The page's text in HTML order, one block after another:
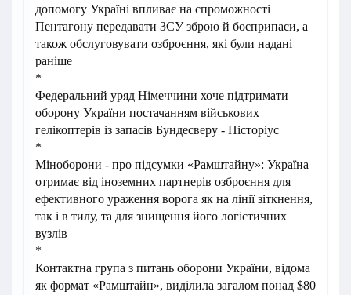
допомогу Україні впливає на спроможності
Пентагону передавати ЗСУ зброю й боєприпаси, а
також обслуговувати озброєння, які були надані
раніше
*
Федеральний уряд Німеччини хоче підтримати
оборону України постачанням військових
гелікоптерів із запасів Бундесверу - Пісторіус
*
Міноборони - про підсумки «Рамштайну»: Україна
отримає від іноземних партнерів озброєння для
ефективного ураження ворога як на лінії зіткнення,
так і в тилу, та для знищення його логістичних
вузлів
*
Контактна група з питань оборони України, відома
як формат «Рамштайн», виділила загалом понад $80